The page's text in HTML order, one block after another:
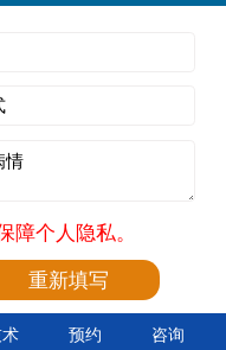
障个人隐私。
预约 咨询